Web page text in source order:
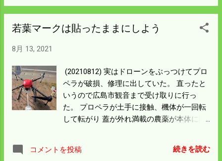
りは済ませて比和川の写真を撮った。 越流
に写っている田んぼは上流にかけて 比較的
条件の良いところはないのが苦しい所だ。
雨が降って草が元気になった。草が伸びて
漏電を起こす。 雨が降り出す前に電柵の点
検をして おかなければならんだろう。
若葉マークは貼ったままにしよう
8月 13, 2021
(20210812) 実はドローンをぶっつけてプロ
ペラが破損、修理に出していた。 直ったと
いうので広島市観音まで受け取りに行っ
た。 プロペラが土手に接触、機体が一回転
して転がり 蓋が外れ満載の農薬が本体に降
始めてもう修理はもう4回目だ。 未熟飛行
コメントを投稿 続きを読む